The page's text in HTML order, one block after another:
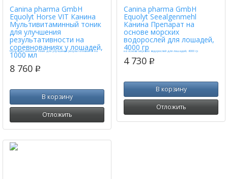
Canina pharma GmbH
Equolyt Horse VIT Канина
Мультивитаминный тоник
для улучшения
результативности на
соревнованиях у лошадей,
1000 мл
8 760 p
В корзину
Отложить
Canina pharma GmbH
Equolyt Seealgenmehl
Канина Препарат на
основе морских
водорослей для лошадей,
4000 гр
4 730 p
В корзину
Отложить